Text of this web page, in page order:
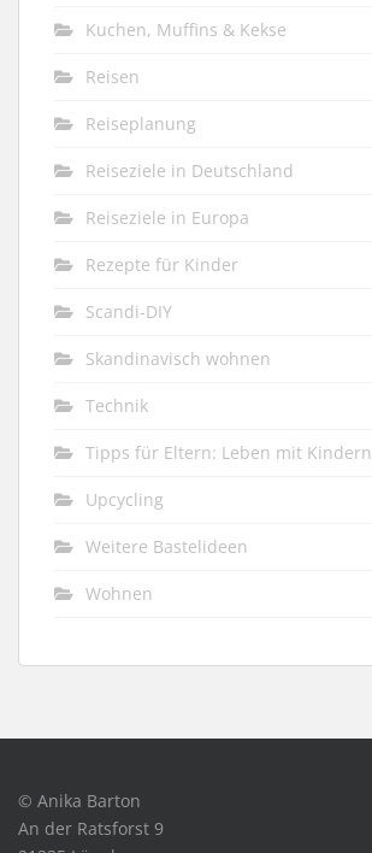
Kuchen, Muffins & Kekse
Reisen
Reiseplanung
Reiseziele in Deutschland
Reiseziele in Europa
Rezepte für Kinder
Scandi-DIY
Skandinavisch wohnen
Technik
Tipps für Eltern: Leben mit Kindern
Upcycling
Weitere Bastelideen
Wohnen
© Anika Barton
An der Ratsforst 9